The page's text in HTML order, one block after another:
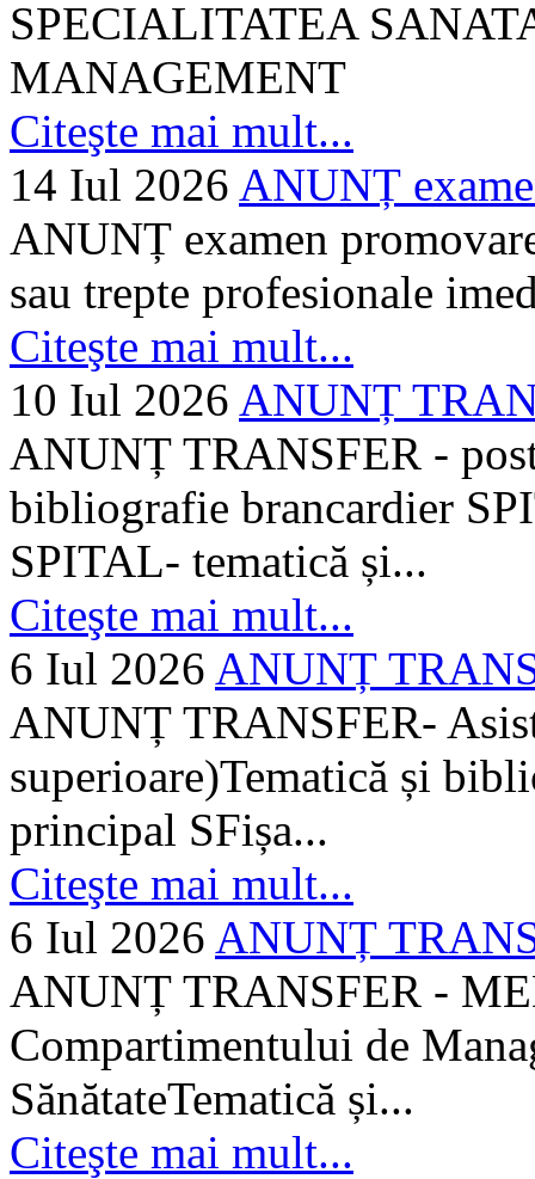
SPECIALITATEA
MANAGEMENT
Citeşte mai mult...
14 Iul 2026 ANUNȚ
ANUNȚ examen
sau trepte profesionale
Citeşte mai mult...
10 Iul 2026 ANUNȚ
ANUNȚ TRANSFER -
bibliografie brancardier
SPITAL- tematică și...
Citeşte mai mult...
6 Iul 2026 ANUNȚ
ANUNȚ TRANSFER-
superioare)Tematică și
principal SFișa...
Citeşte mai mult...
6 Iul 2026 ANUNȚ
ANUNȚ TRANSFER -
Compartimentului de
SănătateTematică și...
Citeşte mai mult...